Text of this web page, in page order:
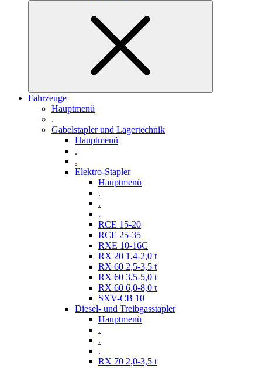
Fahrzeuge
Hauptmenü
.
Gabelstapler und Lagertechnik
Hauptmenü
.
.
Elektro-Stapler
Hauptmenü
.
.
.
RCE 15-20
RCE 25-35
RXE 10-16C
RX 20 1,4-2,0 t
RX 60 2,5-3,5 t
RX 60 3,5-5,0 t
RX 60 6,0-8,0 t
SXV-CB 10
Diesel- und Treibgasstapler
Hauptmenü
.
.
.
RX 70 2,0-3,5 t